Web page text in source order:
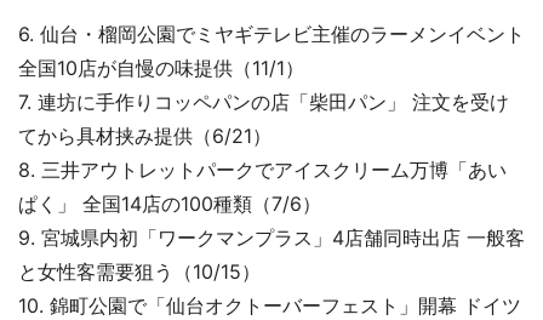
6. 仙台・榴岡公園でミヤギテレビ主催のラーメンイベント
全国10店が自慢の味提供（11/1）
7. 連坊に手作りコッペパンの店「柴田パン」 注文を受け
てから具材挟み提供（6/21）
8. 三井アウトレットパークでアイスクリーム万博「あい
ぱく」 全国14店の100種類（7/6）
9. 宮城県内初「ワークマンプラス」4店舗同時出店 一般客
と女性客需要狙う（10/15）
10. 錦町公園で「仙台オクトーバーフェスト」開幕 ドイツ